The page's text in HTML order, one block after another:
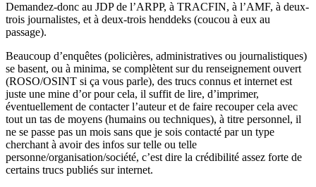
Demandez-donc au JDP de l’ARPP, à TRACFIN, à l’AMF, à deux-
trois journalistes, et à deux-trois henddeks (coucou à eux au
passage).
Beaucoup d’enquêtes (policières, administratives ou journalistiques)
se basent, ou à minima, se complètent sur du renseignement ouvert
(ROSO/OSINT si ça vous parle), des trucs connus et internet est
juste une mine d’or pour cela, il suffit de lire, d’imprimer,
éventuellement de contacter l’auteur et de faire recouper cela avec
tout un tas de moyens (humains ou techniques), à titre personnel, il
ne se passe pas un mois sans que je sois contacté par un type
cherchant à avoir des infos sur telle ou telle
personne/organisation/société, c’est dire la crédibilité assez forte de
certains trucs publiés sur internet.